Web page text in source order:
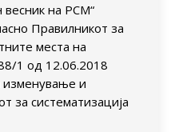
на РСМ“
Правилникот за
места на
1 од 12.06.2018
изменување и
за систематизација